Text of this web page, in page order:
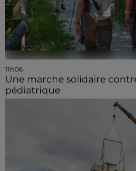
11h06
Une marche solidaire
pédiatrique